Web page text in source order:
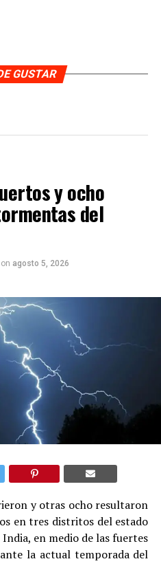
GUSTAR
y ocho
del
on agosto 5, 2026
y otras ocho resultaron
en tres distritos del estado
en medio de las fuertes
la actual temporada del